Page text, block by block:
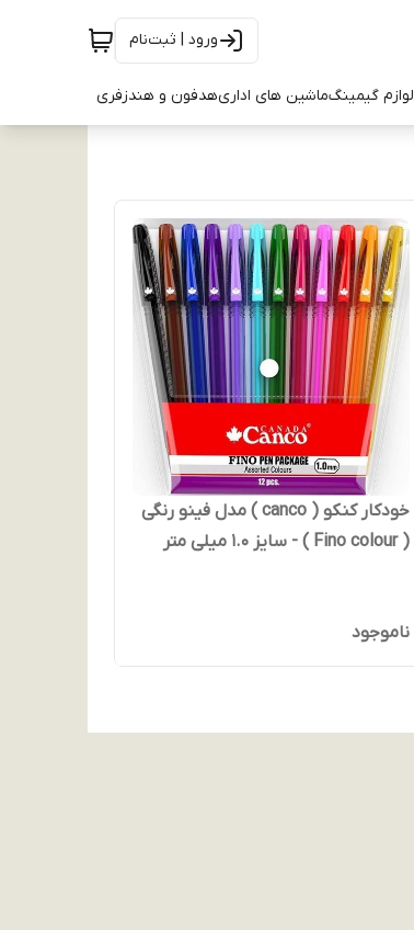
ورود | ثبت‌نام
لوازم گیمینگماشین های اداریهدفون و هندزفری
خودکار کنکو ( canco ) مدل فینو رنگی
( Fino colour ) - سایز 1.0 میلی متر
ناموجود